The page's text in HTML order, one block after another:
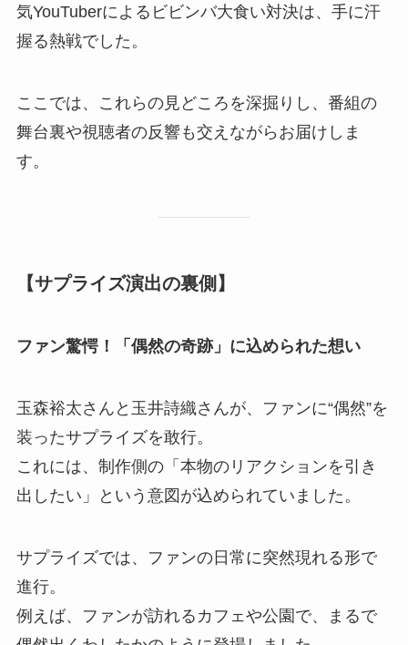
気YouTuberによるビビンバ大食い対決は、手に汗
握る熱戦でした。
ここでは、これらの見どころを深掘りし、番組の
舞台裏や視聴者の反響も交えながらお届けしま
す。
【サプライズ演出の裏側】
ファン驚愕！「偶然の奇跡」に込められた想い
玉森裕太さんと玉井詩織さんが、ファンに“偶然”を
装ったサプライズを敢行。
これには、制作側の「本物のリアクションを引き
出したい」という意図が込められていました。
サプライズでは、ファンの日常に突然現れる形で
進行。
例えば、ファンが訪れるカフェや公園で、まるで